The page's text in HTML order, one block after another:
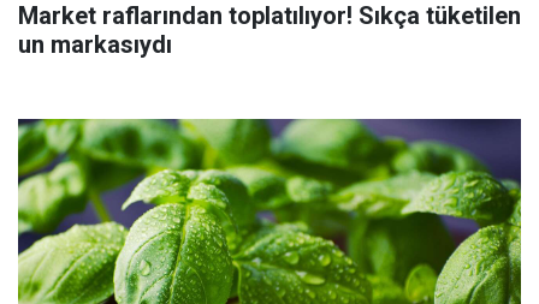
Market raflarından toplatılıyor! Sıkça tüketilen
un markasıydı